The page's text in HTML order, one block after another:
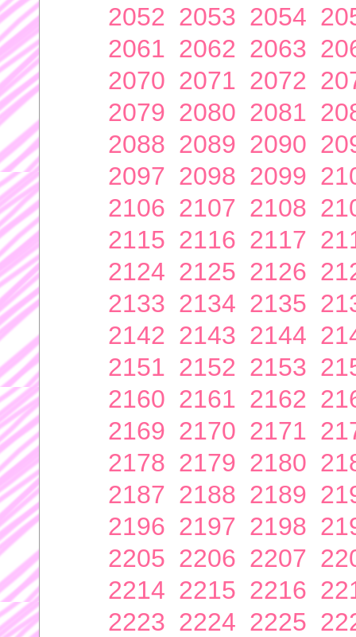
2052 2053 2054
2061 2062 2063
2070 2071 2072
2079 2080 2081
2088 2089 2090
2097 2098 2099
2106 2107 2108
2115 2116 2117
2124 2125 2126
2133 2134 2135
2142 2143 2144
2151 2152 2153
2160 2161 2162
2169 2170 2171
2178 2179 2180
2187 2188 2189
2196 2197 2198
2205 2206 2207
2214 2215 2216
2223 2224 2225